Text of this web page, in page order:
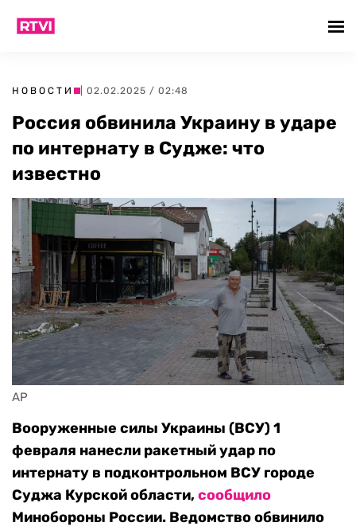
НОВОСТИ | 02.02.2025 / 02:48
Россия обвинила Украину в ударе
по интернату в Судже: что
известно
AP
Вооруженные силы Украины (ВСУ) 1
февраля нанесли ракетный удар по
интернату в подконтрольном ВСУ городе
Суджа Курской области,сообщило
Минобороны России. Ведомство обвинило